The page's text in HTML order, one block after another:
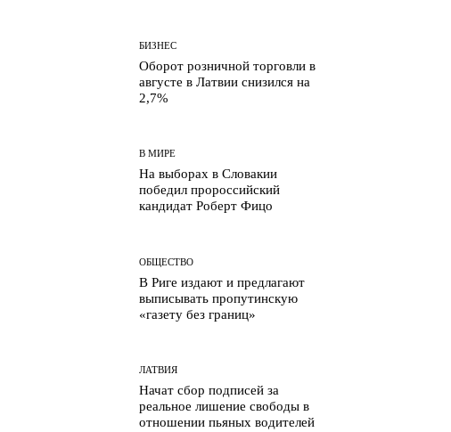
БИЗНЕС
Оборот розничной
торговли в августе в
Латвии снизился на 2,7%
В МИРЕ
На выборах в Словакии
победил пророссийский
кандидат Роберт Фицо
В Риге издают и
предлагают выписывать
пропутинскую «газету без
границ»
Начат сбор подписей за
реальное лишение свободы
в отношении пьяных